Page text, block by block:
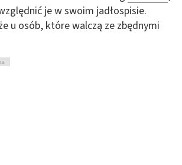
je w swoim jadłospisie.
u osób, które walczą ze zbędnymi